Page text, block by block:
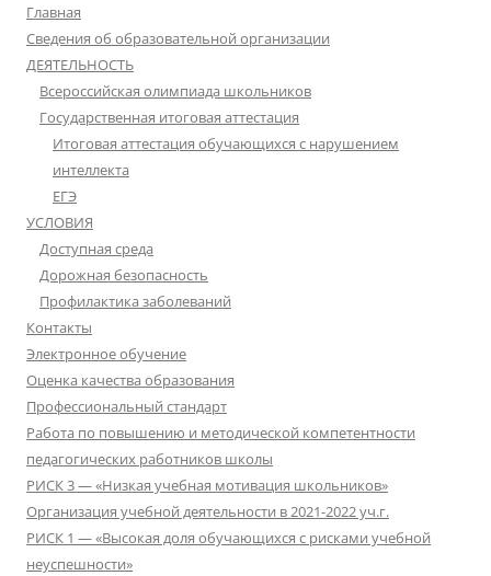
Главная
Сведения об образовательной организации
ДЕЯТЕЛЬНОСТЬ
Всероссийская олимпиада школьников
Государственная итоговая аттестация
Итоговая аттестация обучающихся с нарушением
интеллекта
ЕГЭ
УСЛОВИЯ
Доступная среда
Дорожная безопасность
Профилактика заболеваний
Контакты
Электронное обучение
Оценка качества образования
Профессиональный стандарт
Работа по повышению и методической компетентности
педагогических работников школы
РИСК 3 — «Низкая учебная мотивация школьников»
Организация учебной деятельности в 2021-2022 уч.г.
РИСК 1 — «Высокая доля обучающихся с рисками учебной
неуспешности»